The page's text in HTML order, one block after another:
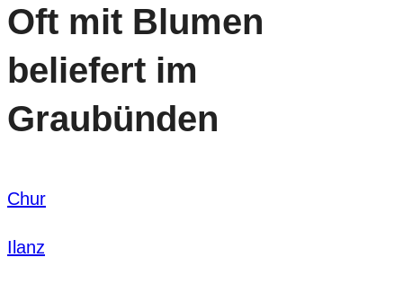
Oft mit Blumen
beliefert im
Graubünden
Chur
Ilanz